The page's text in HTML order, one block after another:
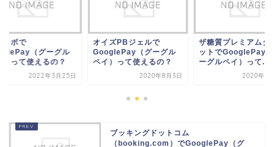
ラボで
（グーグル
）って使えるの？
2022年3月25日
オイズPBジェルで
GooglePay（グーグル
ペイ）って使えるの？
2020年8月3日
ザ糖質プレミアムダ
ットでGooglePay
ーグルペイ）って...
2020年8
ブッキングドットコム
（booking.com）でGooglePay（グ